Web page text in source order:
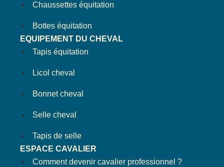
Chaussettes équitation
Bottes équitation
EQUIPEMENT DU CHEVAL
Tapis équitation
Licol cheval
Bonnet cheval
Selle cheval
Tapis de selle
ESPACE CAVALIER
Comment devenir cavalier professionnel ?